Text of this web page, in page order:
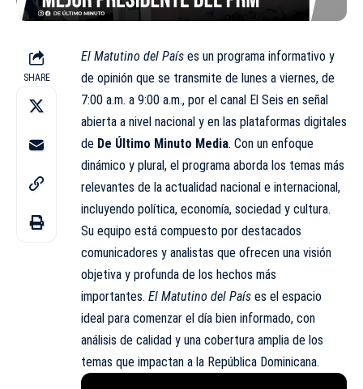
SHARE
El Matutino del País es un programa informativo y
de opinión que se transmite de lunes a viernes, de
7:00 a.m. a 9:00 a.m., por el canal El Seis en señal
abierta a nivel nacional y en las plataformas digitales
de De Último Minuto Media. Con un enfoque
dinámico y plural, el programa aborda los temas más
relevantes de la actualidad nacional e internacional,
incluyendo política, economía, sociedad y cultura.
Su equipo está compuesto por destacados
comunicadores y analistas que ofrecen una visión
objetiva y profunda de los hechos más
importantes. El Matutino del País es el espacio
ideal para comenzar el día bien informado, con
análisis de calidad y una cobertura amplia de los
temas que impactan a la República Dominicana.